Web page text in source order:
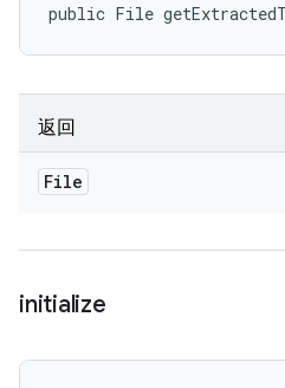
public File
返回
File
initialize